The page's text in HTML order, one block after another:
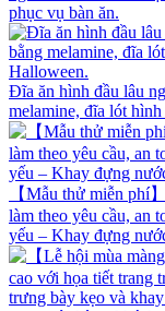
phục vụ bàn ăn.
Đĩa ăn hình đầu lâu
melamine, đĩa lót
【Mẫu thử miễn phí
làm theo yêu cầu, an
yếu – Khay đựng